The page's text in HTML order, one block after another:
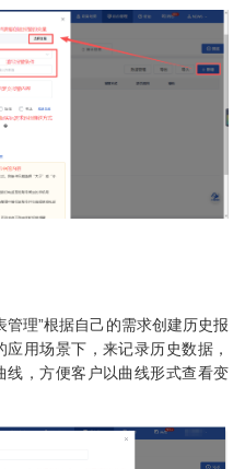
理”根据自己的需求创建历史报
用场景下，来记录历史数据，
线，方便客户以曲线形式查看变